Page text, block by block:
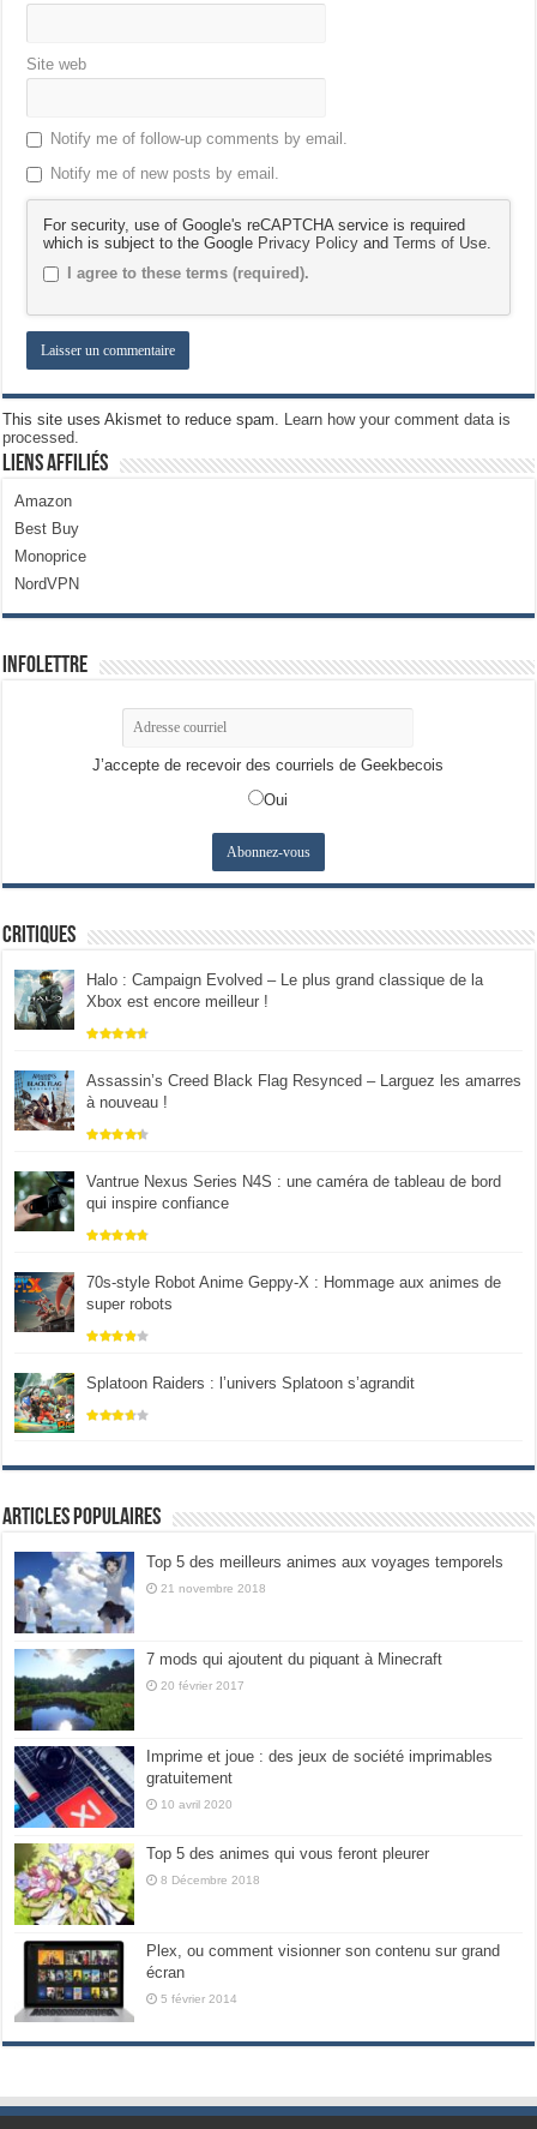
Site web
Notify me of follow-up comments by email.
Notify me of new posts by email.
For security, use of Google's reCAPTCHA service is required
which is subject to the Google Privacy Policy andTerms of Use
I agree to these terms (required).
This site uses Akismet to reduce spam. Learn how your comment data is
processed.
Liens Affiliés
Amazon
Best Buy
Monoprice
NordVPN
Infolettre
J’accepte de recevoir des courriels de Geekbecois
Oui
Critiques
Halo : Campaign Evolved – Le plus grand classique de la
Xbox est encore meilleur !
Assassin’s Creed Black Flag Resynced – Larguez les amarres
à nouveau !
Vantrue Nexus Series N4S : une caméra de tableau de bord
qui inspire confiance
70s-style Robot Anime Geppy-X : Hommage aux animes de
super robots
Splatoon Raiders : l’univers Splatoon s’agrandit
Articles populaires
Top 5 des meilleurs animes aux voyages temporels
21 novembre 2018
7 mods qui ajoutent du piquant à Minecraft
20 février 2017
Imprime et joue : des jeux de société imprimables
gratuitement
10 avril 2020
Top 5 des animes qui vous feront pleurer
8 Décembre 2018
Plex, ou comment visionner son contenu sur grand
écran
5 février 2014